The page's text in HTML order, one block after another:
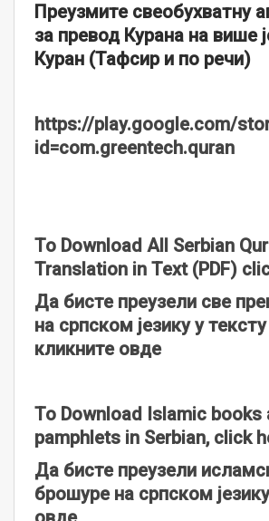
Преузмите свеобухватну
за превод Курана на више
Куран (Тафсир и по речи)
https://play.google.com/
id=com.greentech.quran
To Download All Serbian
Translation in Text (PDF)
Да бисте преузели све
на српском језику у
кликните овде
To Download Islamic books
pamphlets in Serbian, click
Да бисте преузели
брошуре на српском